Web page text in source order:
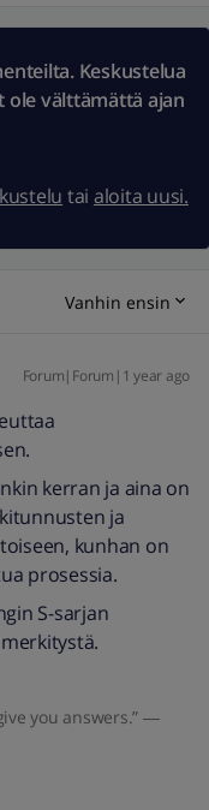
Keskustelua
ole välttämättä ajan
tai aloita uusi.
Vanhin ensin
Forum|Forum|1 year ago
kerran ja aina on
ja
kunhan on
prosessia.
S-sarjan
you answers.” ―